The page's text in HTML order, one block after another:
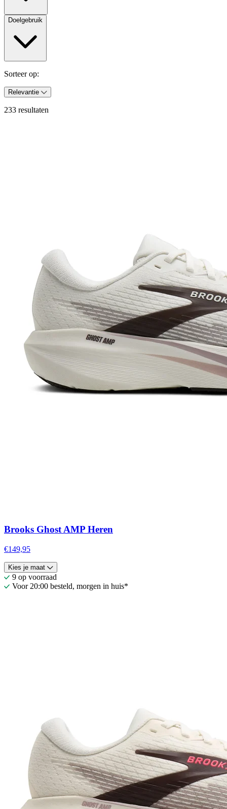
Doelgebruik
Sorteer op:
Relevantie
233 resultaten
Brooks Ghost AMP Heren
€149,95
Kies je maat
9 op voorraad
Voor 20:00 besteld, morgen in huis*